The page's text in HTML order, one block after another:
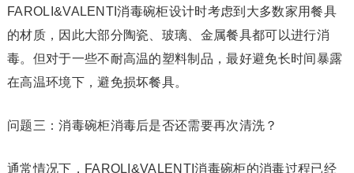
FAROLI&VALENTI消毒碗柜设计时考虑到大多数家用餐具
的材质，因此大部分陶瓷、玻璃、金属餐具都可以进行消
毒。但对于一些不耐高温的塑料制品，最好避免长时间暴露
在高温环境下，避免损坏餐具。
问题三：消毒碗柜消毒后是否还需要再次清洗？
通常情况下，FAROLI&VALENTI消毒碗柜的消毒过程已经